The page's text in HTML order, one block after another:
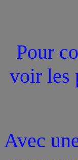
Pour
voir les
Avec